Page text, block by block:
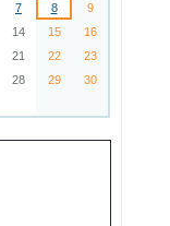
7 8
9
14 15
16
21 22
23
28 29
30